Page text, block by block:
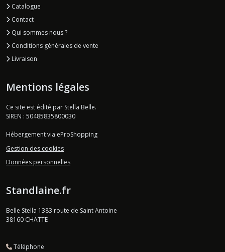
Catalogue
Contact
Qui sommes nous ?
Conditions générales de vente
Livraison
Mentions légales
Ce site est édité par Stella Belle.
SIREN : 50485835800030
Hébergement via eProShopping
Gestion des cookies
Données personnelles
Standlaine.fr
Belle Stella 1383 route de Saint Antoine
38160 CHATTE
Téléphone